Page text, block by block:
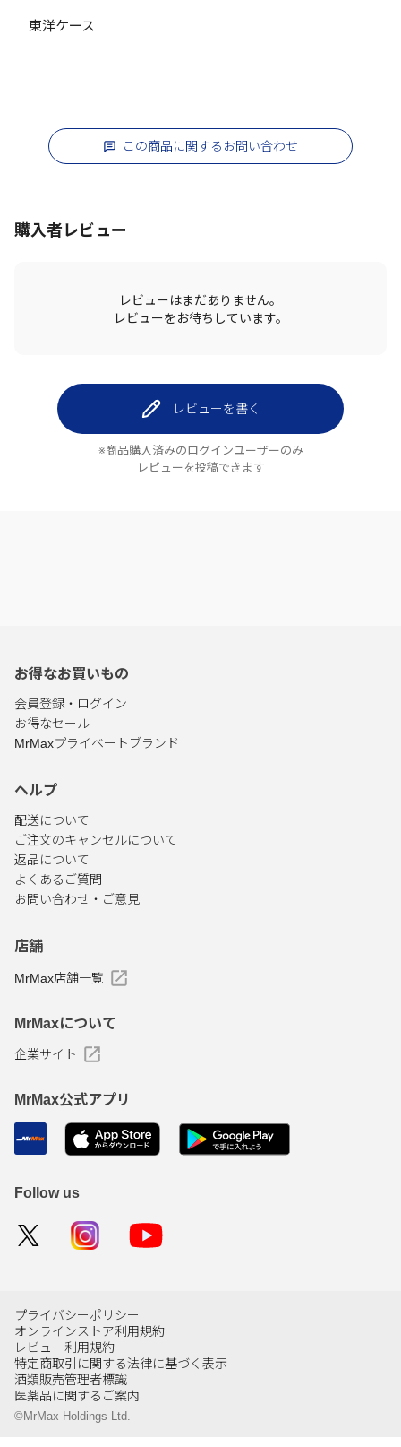
東洋ケース
この商品に関するお問い合わせ
購入者レビュー
レビューはまだありません。
レビューをお待ちしています。
レビューを書く
※商品購入済みのログインユーザーのみ
レビューを投稿できます
お得なお買いもの
会員登録・ログイン
お得なセール
MrMaxプライベートブランド
ヘルプ
配送について
ご注文のキャンセルについて
返品について
よくあるご質問
お問い合わせ・ご意見
店舗
MrMax店舗一覧
MrMaxについて
企業サイト
MrMax公式アプリ
Follow us
プライバシーポリシー
オンラインストア利用規約
レビュー利用規約
特定商取引に関する法律に基づく表示
酒類販売管理者標識
医薬品に関するご案内
©MrMax Holdings Ltd.